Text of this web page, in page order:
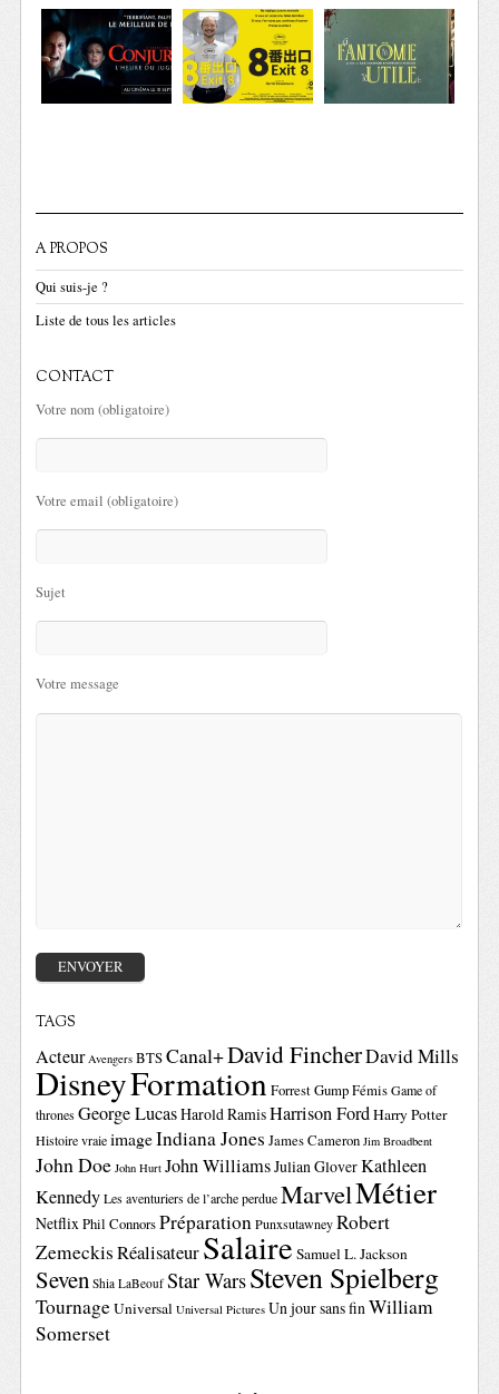
A PROPOS
Qui suis-je ?
Liste de tous les articles
CONTACT
Votre nom (obligatoire)
Votre email (obligatoire)
Sujet
Votre message
TAGS
Acteur Avengers BTSCanal+David FincherDavid Mills
DisneyFormation Forrest GumpFémis Game of
thrones George LucasHarold RamisHarrison FordHarry Potter
Histoire vraie imageIndiana Jones James Cameron Jim Broadbent
John Doe John Hurt John WilliamsJulian GloverKathleen
Kennedy Les aventuriers de l’arche perdue MarvelMétier
Netflix Phil ConnorsPréparation Punxsutawney Robert
ZemeckisRéalisateurSalaire Samuel L. Jackson
Seven Shia LaBeouf Star WarsSteven Spielberg
TournageUniversal Universal Pictures Un jour sans fin William
Somerset